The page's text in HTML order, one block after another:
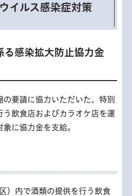
イルス感染症対策
る感染拡大防止協力金
要請に協力いただいた、特別
う飲食店およびカラオケ店を運
に協力金を支給。
）内で酒類の提供を行う飲食